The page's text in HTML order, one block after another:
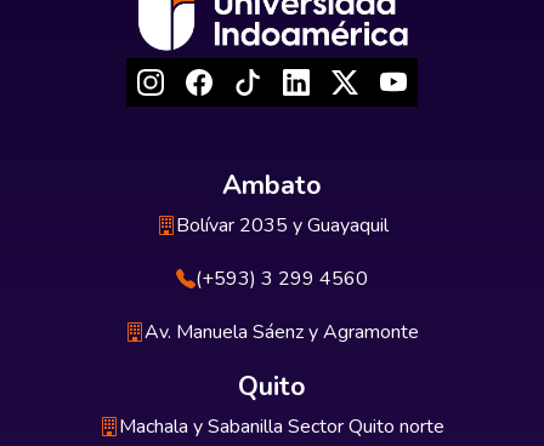
Ambato
Bolívar 2035 y Guayaquil
(+593) 3 299 4560
Av. Manuela Sáenz y Agramonte
Quito
Machala y Sabanilla Sector Quito norte